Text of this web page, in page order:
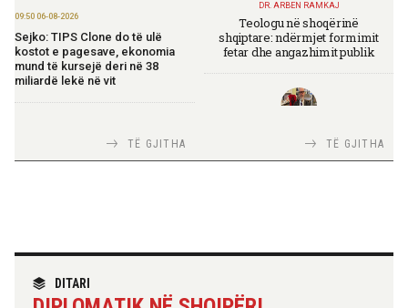
09:50 06-08-2026
Sejko: TIPS Clone do të ulë
kostot e pagesave, ekonomia
mund të kursejë deri në 38
miliardë lekë në vit
Themelohet “Fincantieri Albania”,
Nufi: Investim për zhvillimin e
ekipet shqiptare për shpëtimin e
TË GJITHA
DR. ARBEN RAMKAJ
Teologu në shoqërinë
shqiptare: ndërmjet formimit
fetar dhe angazhimit publik
TIRANA DIPLOMAT
TIRANA DIPLOMAT
Skënderbeut dhe Ismail
TË GJITHA
DITARI